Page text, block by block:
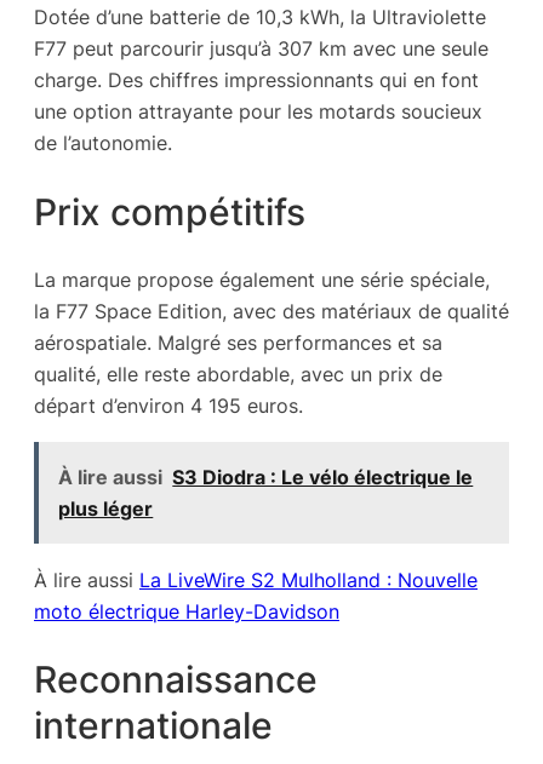
Dotée d’une batterie de 10,3 kWh, la Ultraviolette
F77 peut parcourir jusqu’à 307 km avec une seule
charge. Des chiffres impressionnants qui en font
une option attrayante pour les motards soucieux
de l’autonomie.
Prix compétitifs
La marque propose également une série spéciale,
la F77 Space Edition, avec des matériaux de qualité
aérospatiale. Malgré ses performances et sa
qualité, elle reste abordable, avec un prix de
départ d’environ 4 195 euros.
À lire aussi S3 Diodra : Le vélo électrique le
plus léger
À lire aussi La LiveWire S2 Mulholland : Nouvelle
moto électrique Harley-Davidson
Reconnaissance
internationale